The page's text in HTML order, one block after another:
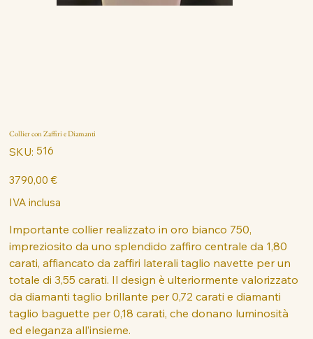
Collier con Zaffiri e Diamanti
SKU: SKU
516
516
Prezzo
3790,00 €
IVA inclusa
Importante collier realizzato in oro bianco 750,
impreziosito da uno splendido zaffiro centrale da 1,80
carati, affiancato da zaffiri laterali taglio navette per un
totale di 3,55 carati. Il design è ulteriormente valorizzato
da diamanti taglio brillante per 0,72 carati e diamanti
taglio baguette per 0,18 carati, che donano luminosità
ed eleganza all’insieme.